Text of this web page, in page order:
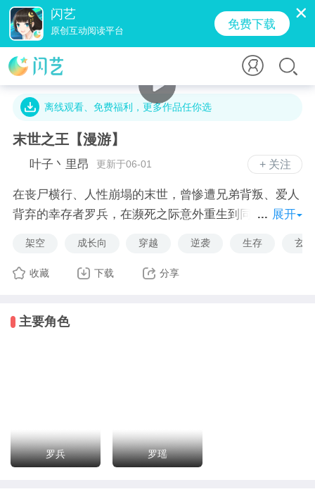
闪艺
原创互动阅读平台 免费下载
14.6万字 · 2.3万人气 · 410.2M · 48.3万贡献值
离线观看、免费福利，更多作品任你选
末世之王【漫游】
+ 关注
叶子丶里昂 更新于06-01
在丧尸横行、人性崩塌的末世，曾惨遭兄弟背叛、爱人
背弃的幸存者罗兵，在濒死之际意外重生到同名同姓的
仇。从庇护所底层的破屋起步，他凭借前世五年的末世
为换取药品和食物，闯入废弃工厂猎杀丧尸获取晶核，
却意外遭遇狂热的火蝠教洗脑现场与帮派火并；为守护
唯有握紧手中的刀，以血为墨，以刃为途，在丧尸与人
心的双重绞杀中，杀出一条守护与复仇的生路，誓要站
展开
架空 成长向 穿越 逆袭 生存 玄幻
收藏 下载 分享
主要角色
罗兵 罗瑶